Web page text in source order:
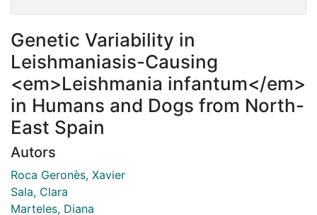
Genetic Variability in
Leishmaniasis-Causing
<em>Leishmania infantum</em>
in Humans and Dogs from North-
East Spain
Autors
Roca Geronès, Xavier
Sala, Clara
Marteles, Diana